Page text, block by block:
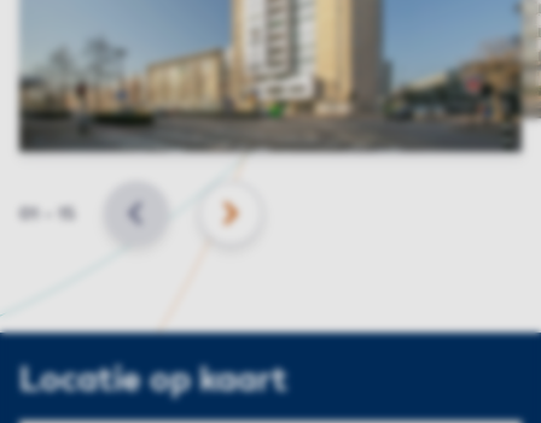
Slide
VORIGE VOLGENDE
Locatie op kaart